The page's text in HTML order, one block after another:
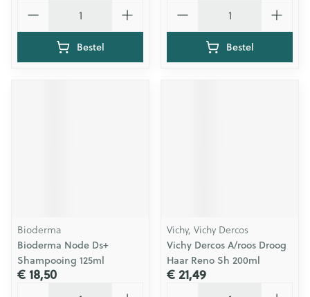
Bestel Bestel
Bioderma
Bioderma Node Ds+
Shampooing 125ml
€ 18,50
Vichy, Vichy Dercos
Vichy Dercos A/roos Droog
Haar Reno Sh 200ml
€ 21,49